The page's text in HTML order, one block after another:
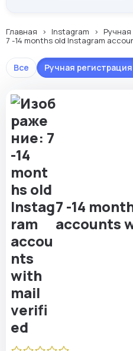
Главная Instagram
7 -14 months old Instagram
Все Ручная
7 -14
accounts